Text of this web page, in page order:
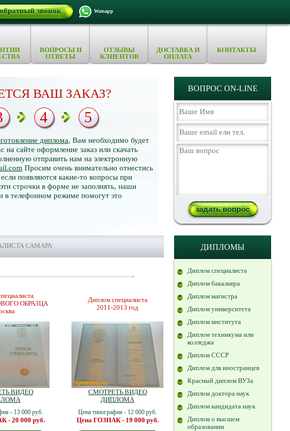
звонок Watsapp
ВОПРОСЫ И
ОТВЕТЫ
ОТЗЫВЫ
КЛИЕНТОВ
ДОСТАВКА И
ОПЛАТА
КОНТАКТЫ
ВАШ ЗАКАЗ?
диплома, Вам необходимо будет
на сайте оформление заказ или скачать
отправить нам на электронную
Просим очень внимательно отнестись
появляются какие-то вопросы при
строчки в форме не заполнять, наши
в телефонном режиме помогут это
4 5
ВОПРОС ON-LINE
САМАРА
ОБРАЗЦА
ВИДЕО
- 13 000 руб.
- 20 000 руб.
Диплом специалиста
2011-2013 год
СМОТРЕТЬ ВИДЕО
ДИПЛОМА
Цена типография - 12 000 руб.
Цена ГОЗНАК - 19 000 руб.
ДИПЛОМЫ
Диплом специалиста
Диплом бакалавра
Диплом магистра
Диплом университета
Диплом института
Диплом техникума или
колледжа
Диплом СССР
Диплом для иностранцев
Красный диплом ВУЗа
Диплом доктора наук
Диплом кандидата наук
Диплом о высшем
образовании